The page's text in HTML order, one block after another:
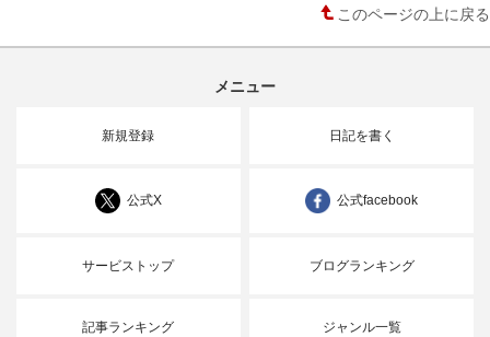
このページの上に戻る
メニュー
新規登録 日記を書く
公式X 公式facebook
サービストップ ブログランキング
記事ランキング ジャンル一覧